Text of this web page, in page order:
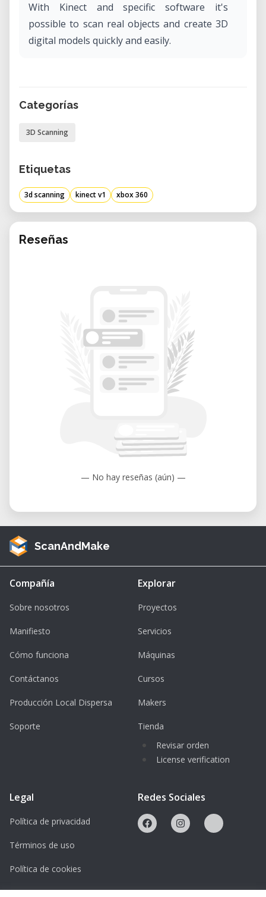
With Kinect and specific software it's
possible to scan real objects and create 3D
digital models quickly and easily.
Categorías
3D Scanning
Etiquetas
3d scanning kinect v1 xbox 360
Reseñas
— No hay reseñas (aún) —
ScanAndMake
Compañía
Sobre nosotros
Manifiesto
Cómo funciona
Contáctanos
Producción Local Dispersa
Soporte
Explorar
Proyectos
Servicios
Máquinas
Cursos
Makers
Tienda
Revisar orden
License verification
Legal
Política de privacidad
Términos de uso
Política de cookies
Licencias
Redes Sociales